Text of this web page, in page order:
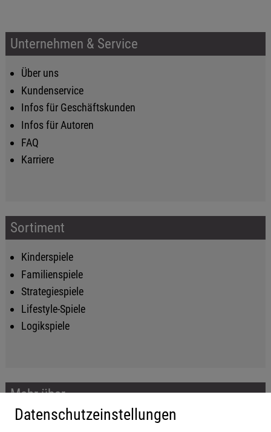
Unternehmen & Service
Über uns
Kundenservice
Infos für Geschäftskunden
Infos für Autoren
FAQ
Karriere
Sortiment
Kinderspiele
Familienspiele
Strategiespiele
Lifestyle-Spiele
Logikspiele
Mehr über...
Impressum
Datenschutzeinstellungen